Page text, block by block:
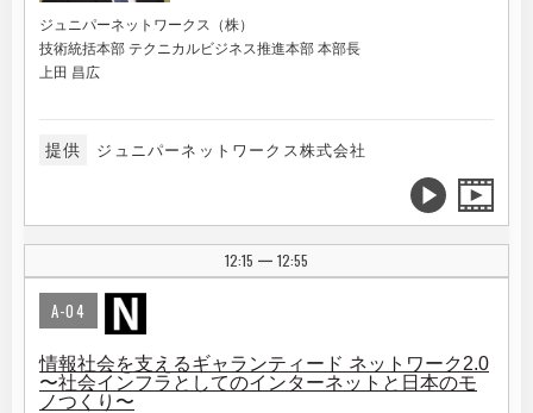
ジュニパーネットワークス（株）
技術統括本部 テクニカルビジネス推進本部 本部長
上田 昌広
提供 ジュニパーネットワークス株式会社
12:15 | 12:55
A-04
情報社会を支えるギャランティード ネットワーク2.0
〜社会インフラとしてのインターネットと日本のモ
ノつくり〜